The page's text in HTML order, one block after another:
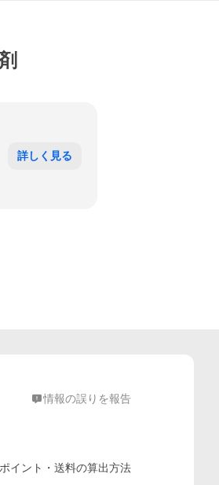
詳しく見る
情報の誤りを報告
ポイント・送料の算出方法